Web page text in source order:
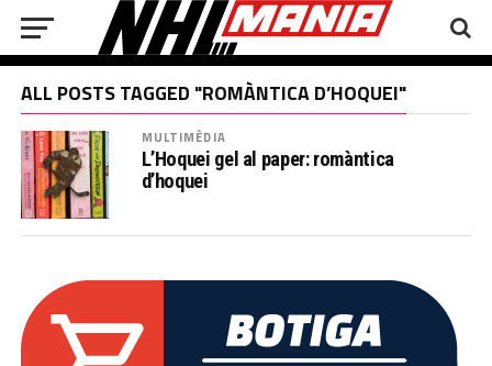
ALL POSTS TAGGED "ROMÀNTICA D’HOQUEI"
MULTIMÈDIA
L’Hoquei gel al paper: romàntica
d’hoquei